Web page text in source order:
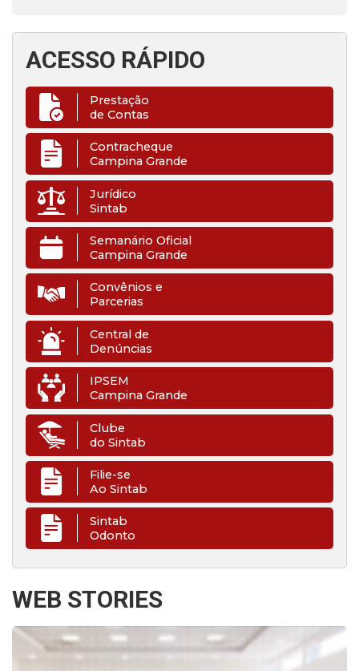
ACESSO RÁPIDO
Prestação
de Contas
Contracheque
Campina Grande
Jurídico
Sintab
Semanário Oficial
Campina Grande
Convênios e
Parcerias
Central de
Denúncias
IPSEM
Campina Grande
Clube
do Sintab
Filie-se
Ao Sintab
Sintab
Odonto
WEB STORIES